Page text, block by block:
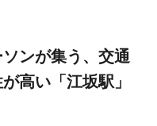
ソンが集う、交通
高い「江坂駅」